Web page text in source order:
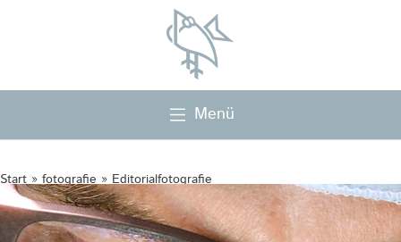
Menü
Start»fotografie»Editorialfotografie